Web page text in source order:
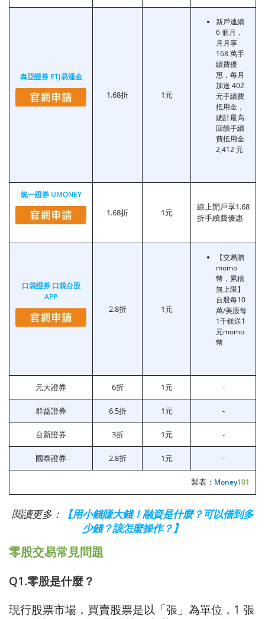
犇亞證券 ETJ易通金
1.68折 1元
新戶連續
6 個月，
月月享
168 萬手
續費優
惠，每月
加送 402
元手續費
抵用金，
總計最高
回饋手續
費抵用金
2,412 元
統一證券 UMONEY
1.68折 1元
線上開戶享1.68
折手續費優惠
口袋證券 口袋台股
APP
2.8折 1元
【交易贈
momo
幣，累積
無上限】
台股每10
萬/美股每
1千鎂送1
元momo
幣
元大證券 6折 1元 -
群益證券 6.5折 1元 -
台新證券 3折 1元 -
國泰證券 2.8折 1元 -
製表： Money101
閱讀更多：
【用小錢賺大錢！融資是什麼？可以借到多
少錢？該怎麼操作？】
零股交易常見問題
Q1.零股是什麼？
現行股票市場，買賣股票是以「張」為單位，1 張